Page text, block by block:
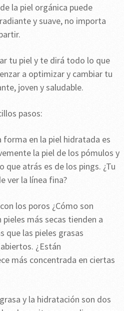
la piel orgánica puede
y suave, no importa
tu piel y te dirá todo lo que
a optimizar y cambiar tu
joven y saludable.
pasos:
en la piel hidratada es
la piel de los pómulos y
que atrás es de los pings. ¿Tu
ver la línea fina?
los poros ¿Cómo son
pieles más secas tienden a
que las pieles grasas
¿Están
más concentrada en ciertas
y la hidratación son dos